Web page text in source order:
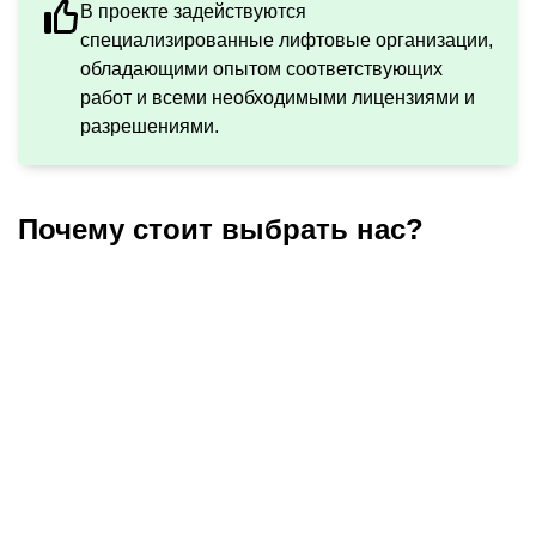
В проекте задействуются
специализированные лифтовые организации,
обладающими опытом соответствующих
работ и всеми необходимыми лицензиями и
разрешениями.
Почему стоит выбрать нас?